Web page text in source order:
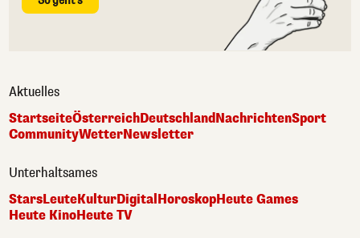
Aktuelles
StartseiteÖsterreichDeutschlandNachrichtenSport
CommunityWetterNewsletter
Unterhaltsames
StarsLeuteKulturDigital HoroskopHeute Games
Heute KinoHeute TV